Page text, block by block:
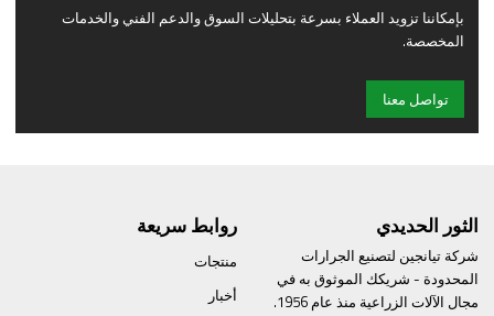
بإمكاننا تزويد العملاء بسرعة بتحليلات السوق والدعم الفني والخدمات
المخصصة.
تواصل معنا
الثور الحديدي
شركة تيانجين لتصنيع الجرارات
المحدودة - شريكك الموثوق به في
مجال الآلات الزراعية منذ عام 1956.
روابط سريعة
منتجات
أخبار